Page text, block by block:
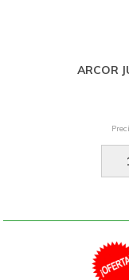
ARCOR